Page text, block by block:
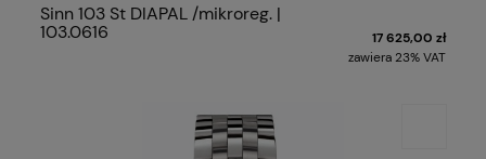
Sinn 103 St DIAPAL /mikroreg. |
103.0616
17 625,00 zł
zawiera 23% VAT